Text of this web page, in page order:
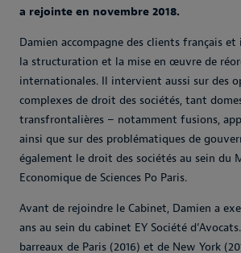
a rejointe en novembre 2018.
Damien accompagne des clients français
la structuration et la mise en œuvre de
internationales. Il intervient aussi sur des
complexes de droit des sociétés, tant
transfrontalières – notamment fusions,
ainsi que sur des problématiques de
également le droit des sociétés au sein du
Economique de Sciences Po Paris.
Avant de rejoindre le Cabinet, Damien a
ans au sein du cabinet EY Société
barreaux de Paris (2016) et de New York